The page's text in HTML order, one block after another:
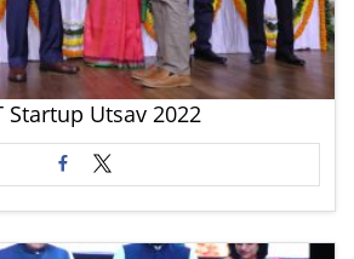
Startup Utsav 2022